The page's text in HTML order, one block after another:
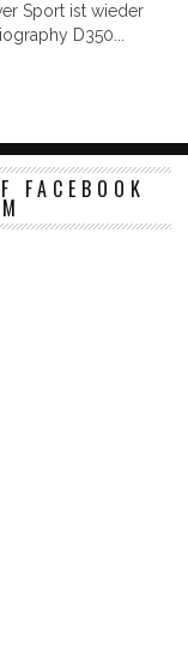
Sport ist wieder
D350...
FACEBOOK